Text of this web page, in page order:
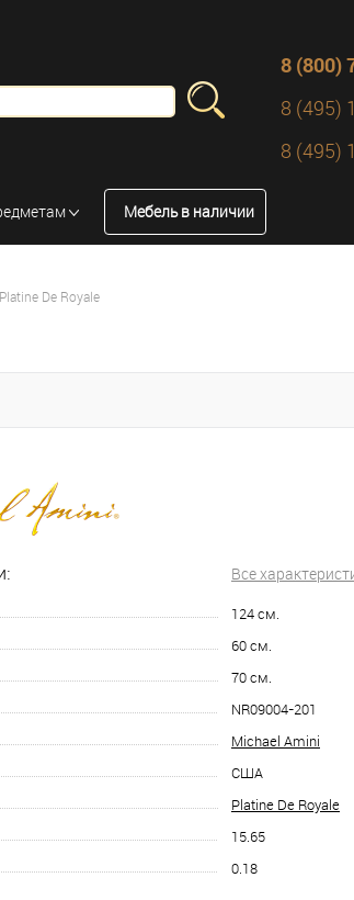
8 (800)
8 (495)
8 (495)
Мебель в наличии
De Royale
Все
124см.
60см.
70см.
NR09004-201
Michael Amini
США
Platine De Royale
15.65
0.18